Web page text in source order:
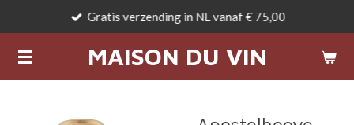
naar
de
MAISON DU VIN
Gratis verzending in NL vanaf € 75,00